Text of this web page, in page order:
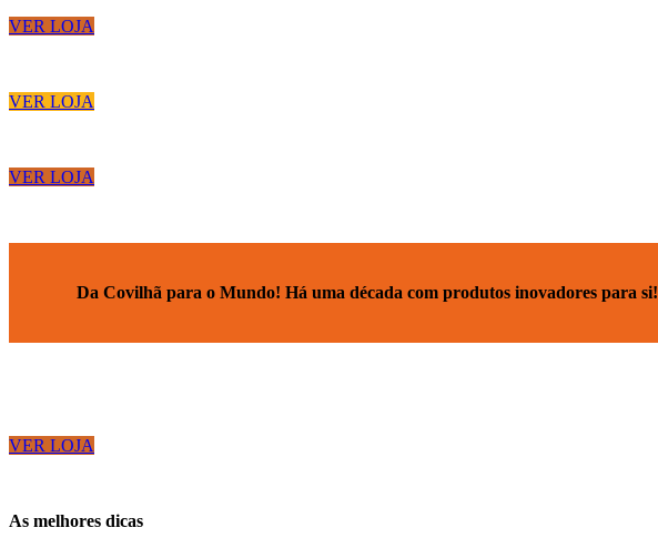
VER LOJA
VER LOJA
VER LOJA
Da Covilhã para o Mundo! Há uma década com produtos inovadores para si!
VER LOJA
As melhores dicas